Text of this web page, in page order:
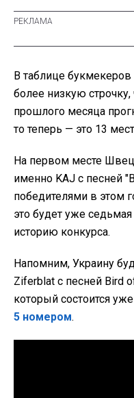
В таблице букмекеров
более низкую
прошлого месяца
то теперь — это 13
На первом месте
именно KAJ с песней
победителями в этом
это будет уже
историю конкурса.
Напомним, Украину
Ziferblat с песней Bird
который состоится
5 номером.